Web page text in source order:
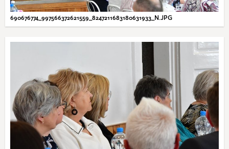
690676774_997566372621559_8247211683180631933_N.JPG